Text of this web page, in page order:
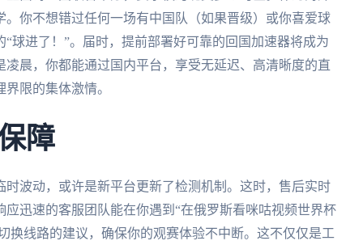
你不想错过任何一场有中国队（如果晋级）或你喜爱球
球进了！”。届时，提前部署好可靠的回国加速器将成为
晨，你都能通过国内平台，享受无延迟、高清晰度的直
限的集体激情。
障
波动，或许是新平台更新了检测机制。这时，售后实时
迅速的客服团队能在你遇到“在俄罗斯看咪咕视频世界杯
换线路的建议，确保你的观赛体验不中断。这不仅仅是工